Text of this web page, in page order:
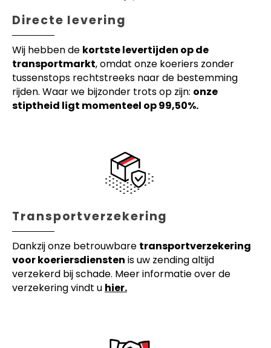
Directe levering
Wij hebben de kortste levertijden op de
transportmarkt, omdat onze koeriers zonder
tussenstops rechtstreeks naar de bestemming
rijden. Waar we bijzonder trots op zijn: onze
stiptheid ligt momenteel op 99,50%.
Transportverzekering
Dankzij onze betrouwbare transportverzekering
voor koeriersdiensten is uw zending altijd
verzekerd bij schade. Meer informatie over de
verzekering vindt u hier.